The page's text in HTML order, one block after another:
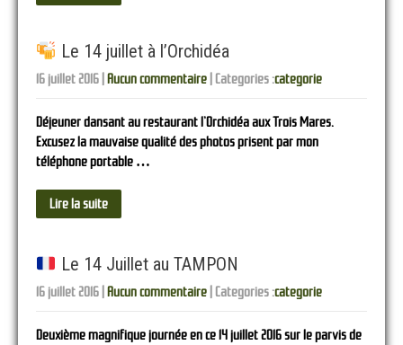
Le 14 juillet à l’Orchidéa
16 juillet 2016 Aucun commentaire | Categories :categorie
Déjeuner dansant au restaurant l’Orchidéa aux Trois Mares.
Excusez la mauvaise qualité des photos prisent par mon
téléphone portable …
Lire la suite
Le 14 Juillet au TAMPON
16 juillet 2016 Aucun commentaire | Categories :categorie
Deuxième magnifique journée en ce 14 juillet 2016 sur le parvis de